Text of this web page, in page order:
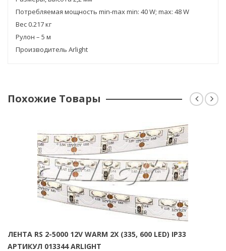
Потребляемая мощность min-max min: 40 W; max: 48 W
Вес 0.217 кг
Рулон – 5 м
Производитель Arlight
Похожие Товары
ЛЕНТА RS 2-5000 12V WARM 2X (335, 600 LED) IP33
АРТИКУЛ 013344 ARLIGHT